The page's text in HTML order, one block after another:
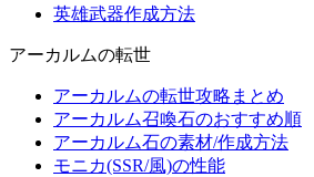
英雄武器作成方法
アーカルムの転世
アーカルムの転世攻略まとめ
アーカルム召喚石のおすすめ順
アーカルム石の素材/作成方法
モニカ(SSR/風)の性能